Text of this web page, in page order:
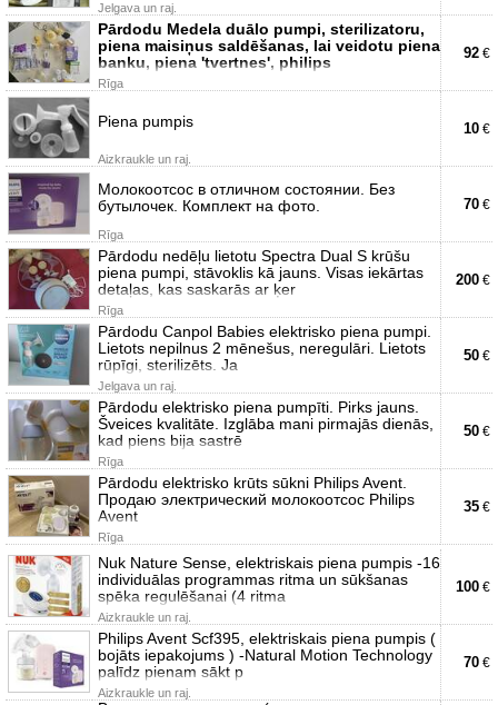
Jelgava un raj.
Pārdodu Medela duālo pumpi, sterilizatoru,
piena maisiņus saldēšanas, lai veidotu piena
banku, piena 'tvertnes', philips
Rīga
92 €
Piena pumpis
Aizkraukle un raj.
10 €
Молокоотсос в отличном состоянии. Без
бутылочек. Комплект на фото.
Rīga
70 €
Pārdodu nedēļu lietotu Spectra Dual S krūšu
piena pumpi, stāvoklis kā jauns. Visas iekārtas
detaļas, kas saskarās ar ķer
Rīga
200 €
Pārdodu Canpol Babies elektrisko piena pumpi.
Lietots nepilnus 2 mēnešus, neregulāri. Lietots
rūpīgi, sterilizēts. Ja
Jelgava un raj.
50 €
Pārdodu elektrisko piena pumpīti. Pirks jauns.
Šveices kvalitāte. Izglāba mani pirmajās dienās,
kad piens bija sastrē
Rīga
50 €
Pārdodu elektrisko krūts sūkni Philips Avent.
Продаю электрический молокоотсос Philips
Avent
Rīga
35 €
Nuk Nature Sense, elektriskais piena pumpis -16
individuālas programmas ritma un sūkšanas
spēka regulēšanai (4 ritma
Aizkraukle un raj.
100 €
Philips Avent Scf395, elektriskais piena pumpis (
bojāts iepakojums ) -Natural Motion Technology
palīdz pienam sākt p
Aizkraukle un raj.
70 €